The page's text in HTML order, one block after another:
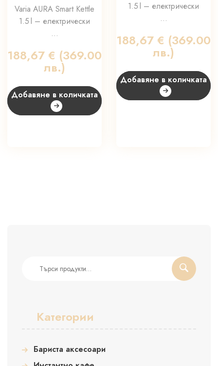
Varia AURA Smart Kettle
1.5 l – електрически
...
188,67 € (369.00
лв.)
Добавяне в количката
1.5 l – електрически
...
188,67 € (369.00
лв.)
Добавяне в количката
Категории
Бариста аксесоари